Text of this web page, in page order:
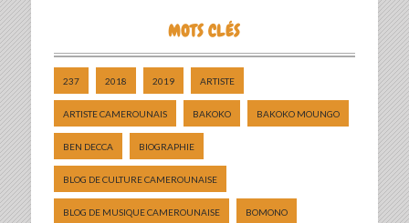
MOTS CLÉS
237 2018 2019 ARTISTE
ARTISTE CAMEROUNAIS BAKOKO BAKOKO MOUNGO
BEN DECCA BIOGRAPHIE
BLOG DE CULTURE CAMEROUNAISE
BLOG DE MUSIQUE CAMEROUNAISE BOMONO